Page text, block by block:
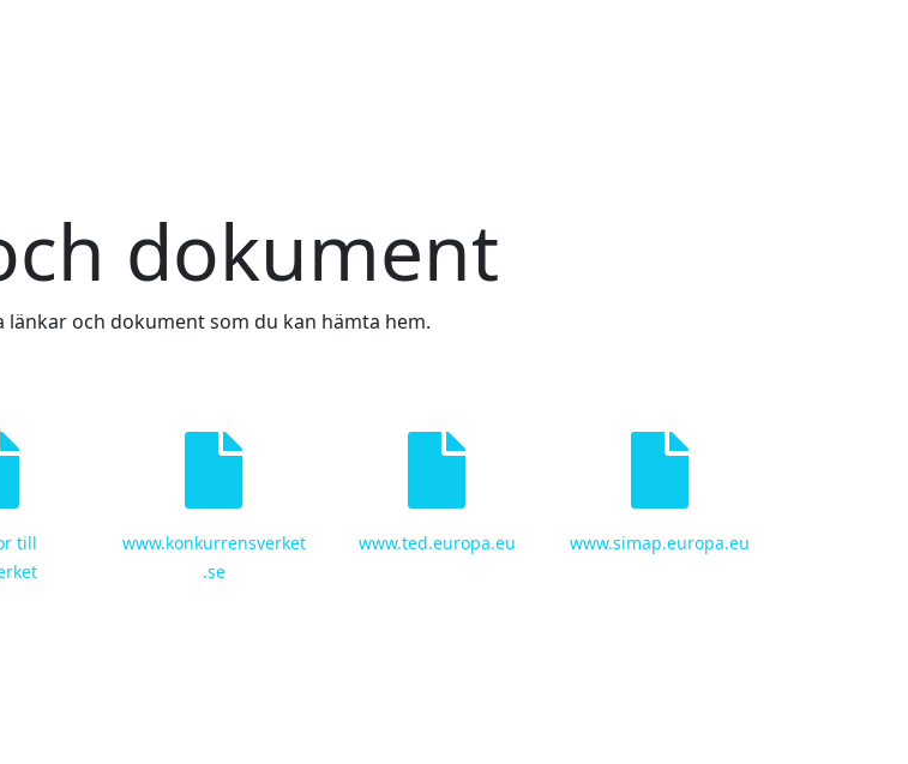
dokument
och dokument som du kan hämta hem.
till
www.konkurrensverket
.se
www.ted.europa.eu www.simap.europa.eu